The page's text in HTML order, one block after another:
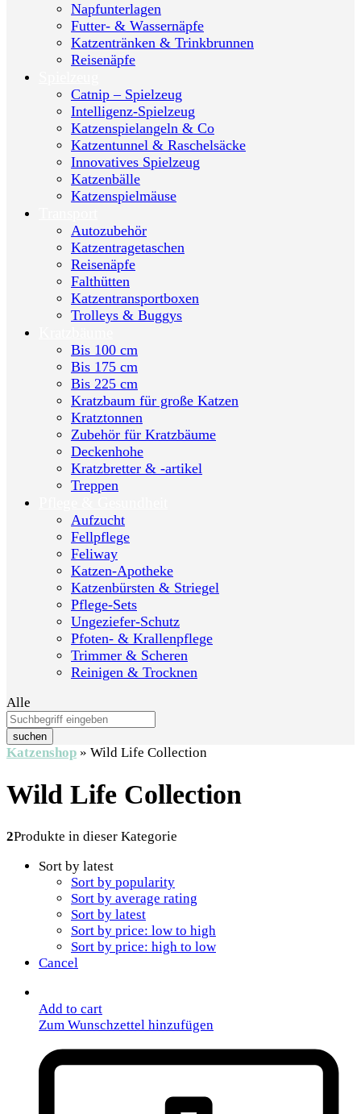
Napfunterlagen
Futter- & Wassernäpfe
Katzentränken & Trinkbrunnen
Reisenäpfe
Catnip – Spielzeug
Intelligenz-Spielzeug
Katzenspielangeln & Co
Katzentunnel & Raschelsäcke
Innovatives Spielzeug
Katzenbälle
Katzenspielmäuse
Autozubehör
Katzentragetaschen
Reisenäpfe
Falthütten
Katzentransportboxen
Trolleys & Buggys
Bis 100 cm
Bis 175 cm
Bis 225 cm
Kratzbaum für große Katzen
Kratztonnen
Zubehör für Kratzbäume
Deckenhohe
Kratzbretter & -artikel
Treppen
Aufzucht
Fellpflege
Feliway
Katzen-Apotheke
Katzenbürsten & Striegel
Pflege-Sets
Ungeziefer-Schutz
Pfoten- & Krallenpflege
Trimmer & Scheren
Reinigen & Trocknen
Alle
suchen
Katzenshop » Wild Life Collection
Wild Life Collection
2Produkte in dieser Kategorie
Sort by latest
Sort by popularity
Sort by average rating
Sort by latest
Sort by price: low to high
Sort by price: high to low
Cancel
Add to cart
Zum Wunschzettel hinzufügen